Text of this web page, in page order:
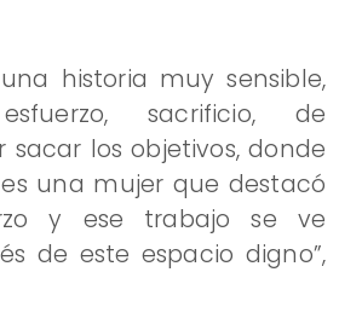
historia muy sensible,
sacrificio, de
los objetivos, donde
una mujer que destacó
y ese trabajo se ve
de este espacio digno”,